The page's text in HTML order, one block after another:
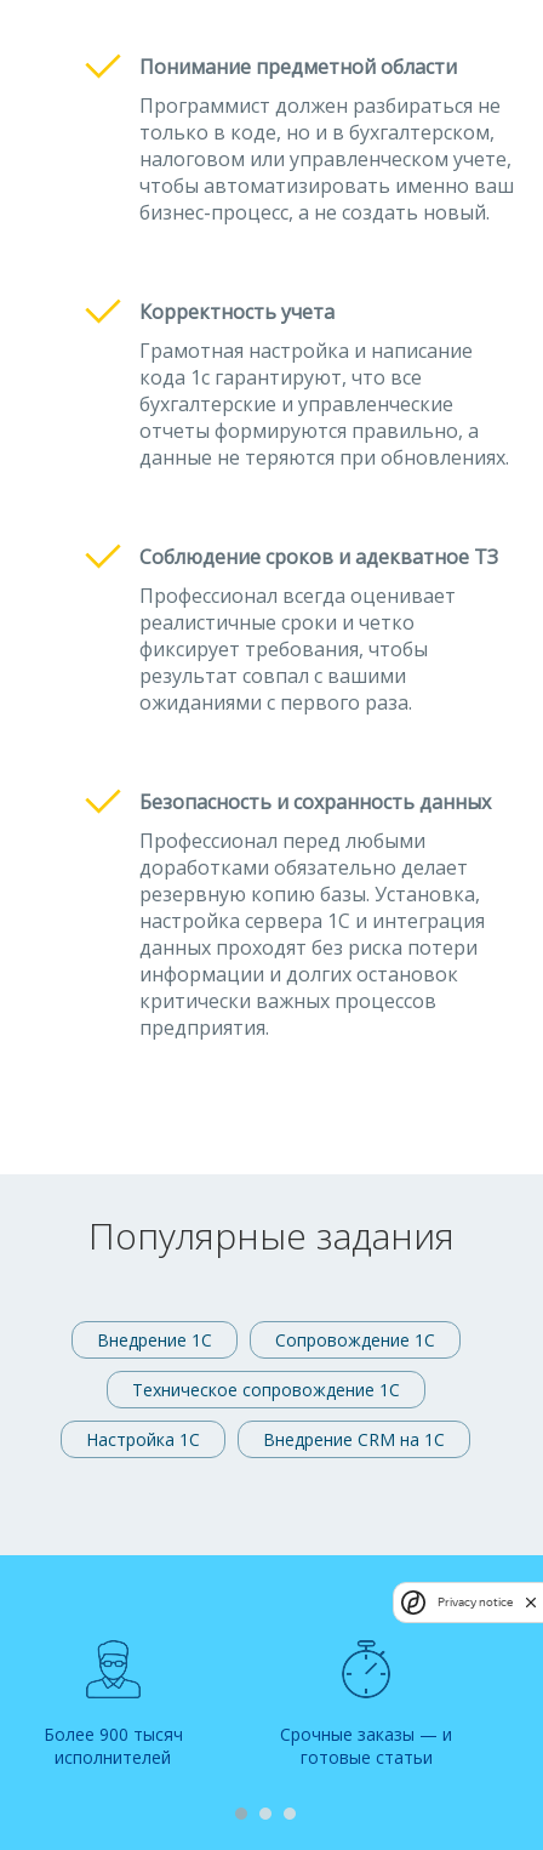
Понимание предметной области
Программист должен разбираться не
только в коде, но и в бухгалтерском,
налоговом или управленческом учете,
чтобы автоматизировать именно ваш
бизнес-процесс, а не создать новый.
Корректность учета
Грамотная настройка и написание
кода 1с гарантируют, что все
бухгалтерские и управленческие
отчеты формируются правильно, а
данные не теряются при обновлениях.
Соблюдение сроков и адекватное ТЗ
Профессионал всегда оценивает
реалистичные сроки и четко
фиксирует требования, чтобы
результат совпал с вашими
ожиданиями с первого раза.
Безопасность и сохранность данных
Профессионал перед любыми
доработками обязательно делает
резервную копию базы. Установка,
настройка сервера 1С и интеграция
данных проходят без риска потери
информации и долгих остановок
критически важных процессов
предприятия.
Популярные задания
Внедрение 1С Сопровождение 1С
Техническое сопровождение 1С
Настройка 1С Внедрение CRM на 1С
Более 900 тысяч
исполнителей
Срочные заказы — и
готовые статьи
Privacy notice